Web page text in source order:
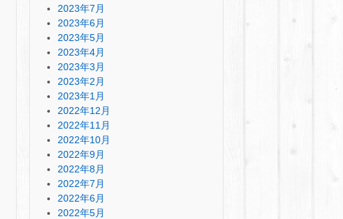
2023年7月
2023年6月
2023年5月
2023年4月
2023年3月
2023年2月
2023年1月
2022年12月
2022年11月
2022年10月
2022年9月
2022年8月
2022年7月
2022年6月
2022年5月